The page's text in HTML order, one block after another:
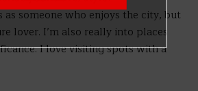
as someone who enjoys the city, but
lover. I’m also really into places
I love visiting spots with a